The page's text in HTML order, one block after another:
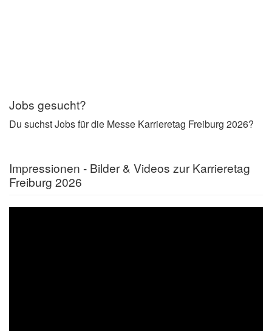
Jobs gesucht?
Du suchst Jobs für die Messe Karrieretag Freiburg 2026?
Impressionen - Bilder & Videos zur Karrieretag
Freiburg 2026